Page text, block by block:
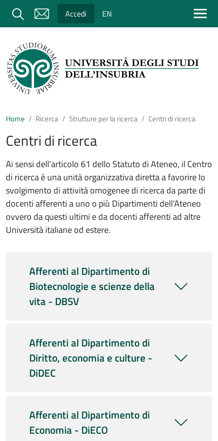
Salta al contenuto principale
Cerca Accedi EN
Home Ricerca Strutture per la ricerca Centri di ricerca
Centri di ricerca
Ai sensi dell’articolo 61 dello Statuto di Ateneo, il Centro
di ricerca è una unità organizzativa diretta a favorire lo
svolgimento di attività omogenee di ricerca da parte di
docenti afferenti a uno o più Dipartimenti dell’Ateneo
ovvero da questi ultimi e da docenti afferenti ad altre
Università italiane od estere.
Afferenti al Dipartimento di
Biotecnologie e scienze della
vita - DBSV
Afferenti al Dipartimento di
Diritto, economia e culture -
DiDEC
Afferenti al Dipartimento di
Economia - DiECO